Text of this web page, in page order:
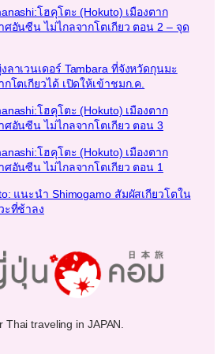
โฮคุโตะ (Hokuto) เมืองตาก
ศอันซีน ไม่ไกลจากโตเกียว ตอน 2 – จุด
ลาเวนเดอร์ Tambara ที่จังหวัดกุนมะ
กโตเกียวได้ เปิดให้เข้าชมก.ค.
โฮคุโตะ (Hokuto) เมืองตาก
ศอันซีน ไม่ไกลจากโตเกียว ตอน 3
โฮคุโตะ (Hokuto) เมืองตาก
ศอันซีน ไม่ไกลจากโตเกียว ตอน 1
แนะนำ Shimogamo สัมผัสเกียวโตใน
ะที่ช้าลง
traveling in JAPAN.